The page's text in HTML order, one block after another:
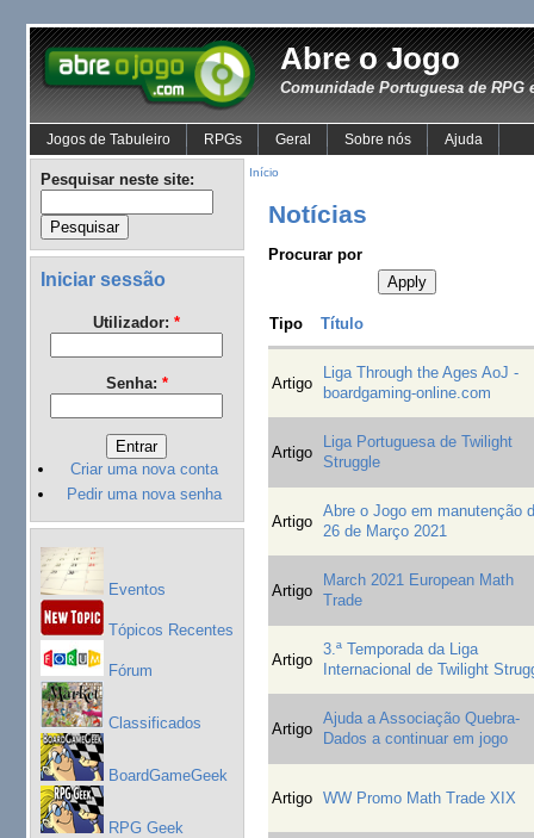
Abre o Jogo
Comunidade Portuguesa de RPG
Jogos de Tabuleiro RPGs Geral Sobre nós Ajuda
Pesquisar neste site:
Iniciar sessão
Utilizador: *
Senha: *
Criar uma nova conta
Pedir uma nova senha
Eventos
Tópicos Recentes
Fórum
Classificados
BoardGameGeek
RPG Geek
Início
Notícias
Procurar por
Tipo Título
Artigo
Liga Through the Ages AoJ -
boardgaming-online.com
Artigo
Liga Portuguesa de Twilight
Struggle
Artigo
Abre o Jogo em manutenção
26 de Março 2021
Artigo
March 2021 European Math
Trade
Artigo
3.ª Temporada da Liga
Internacional de Twilight
Artigo
Ajuda a Associação Quebra-
Dados a continuar em jogo
Artigo WW Promo Math Trade XIX